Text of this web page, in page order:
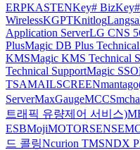
ERPKASTENKey# BizKey#
WirelessKGPTKnitlogLangsa
Application ServerLG CNS
PlusMagic DB Plus
KMSMagic KMS Technical
Technical SupportMagic SSO
TSAMAILSCREEN
ServerMaxGaugeMCCS
트래픽 유량제어 서비스)
ESBMojiMOTORSENSE
드 콜링Ncurion TMSNDX